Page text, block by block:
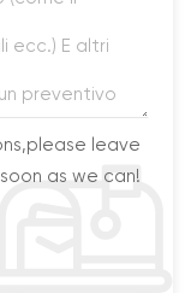
leave
as we can!